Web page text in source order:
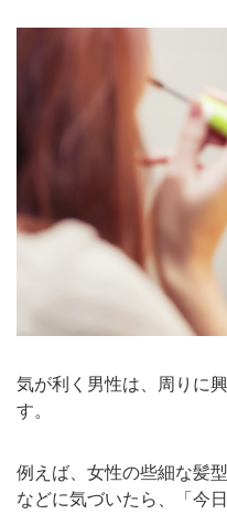
気が利く男性は、周りに
す。
例えば、女性の些細な髪
などに気づいたら、「今